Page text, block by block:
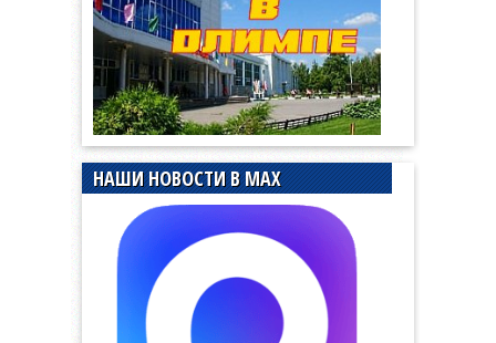
НАШИ НОВОСТИ В MAX